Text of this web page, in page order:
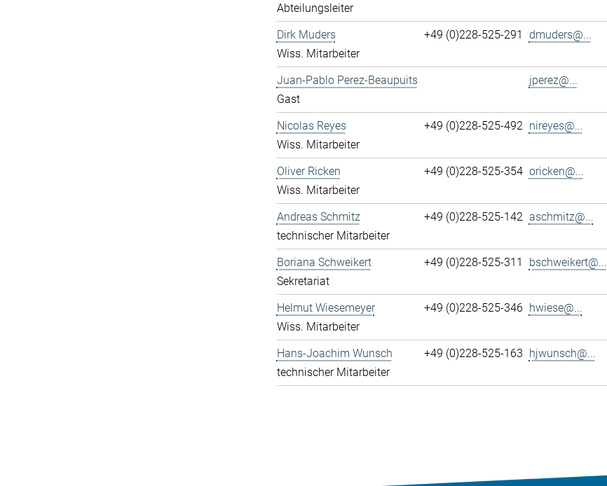
Abteilungsleiter
Dirk Muders
Wiss. Mitarbeiter
+49 (0)228-525-291 dmuders@...
Juan-Pablo Perez-Beaupuits
Gast
jperez@...
Nicolas Reyes
Wiss. Mitarbeiter
+49 (0)228-525-492 nireyes@...
Oliver Ricken
Wiss. Mitarbeiter
+49 (0)228-525-354 oricken@...
Andreas Schmitz
technischer Mitarbeiter
+49 (0)228-525-142 aschmitz@...
Boriana Schweikert
Sekretariat
+49 (0)228-525-311 bschweikert@...
Helmut Wiesemeyer
Wiss. Mitarbeiter
+49 (0)228-525-346 hwiese@...
Hans-Joachim Wunsch
technischer Mitarbeiter
+49 (0)228-525-163 hjwunsch@...